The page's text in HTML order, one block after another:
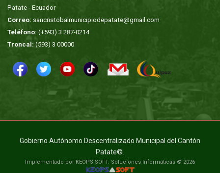
Patate - Ecuador
Correo: sancristobalmunicipiodepatate@gmail.com
Teléfono: (+593) 3 287-0214
Troncal: (593) 3 00000
Gobierno Autónomo Descentralizado Municipal del Cantón
Patate©.
Implementado por KEOPS SOFT. Soluciones Informáticas © 2026